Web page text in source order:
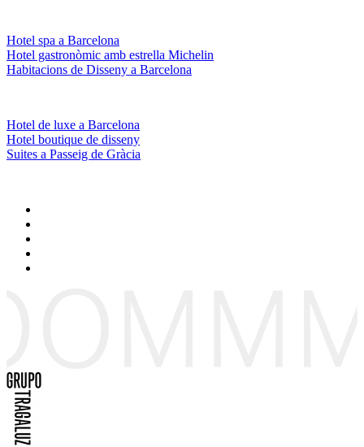
Hotel spa a Barcelona
Hotel gastronòmic amb estrella Michelin
Habitacions de Disseny a Barcelona
Hotel de luxe a Barcelona
Hotel boutique de disseny
Suites a Passeig de Gràcia